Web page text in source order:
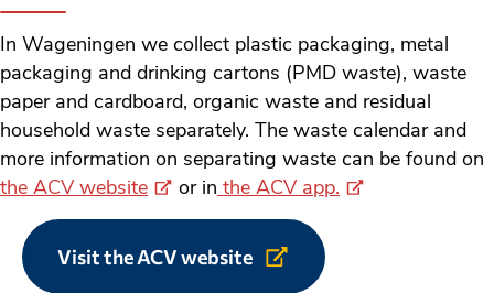
In Wageningen we collect plastic packaging, metal
packaging and drinking cartons (PMD waste), waste
paper and cardboard, organic waste and residual
household waste separately. The waste calendar and
more information on separating waste can be found on
the ACV website(Externe
link)
or in the ACV app. (Externe
Visit the ACV website
Link